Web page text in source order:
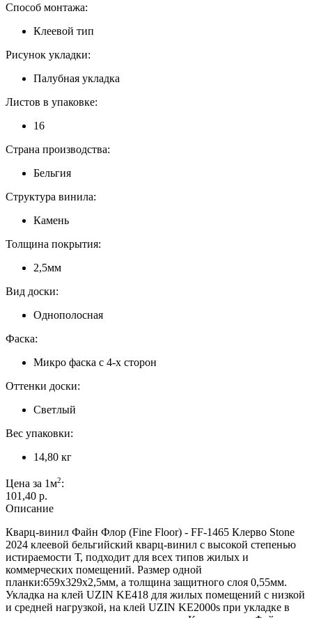
Способ монтажа:
Клеевой тип
Рисунок укладки:
Палубная укладка
Листов в упаковке:
16
Страна производства:
Бельгия
Структура винила:
Камень
Толщина покрытия:
2,5мм
Вид доски:
Однополосная
Фаска:
Микро фаска с 4-х сторон
Оттенки доски:
Светлый
Вес упаковки:
14,80 кг
Цена за 1м2:
101,40 p.
Описание
Кварц-винил Файн Флор (Fine Floor) - FF-1465 Клерво Stone
2024 клеевой бельгийский кварц-винил с высокой степенью
истираемости Т, подходит для всех типов жилых и
коммерческих помещений. Размер одной
планки:659x329x2,5мм, а толщина защитного слоя 0,55мм.
Укладка на клей UZIN KE418 для жилых помещений с низкой
и средней нагрузкой, на клей UZIN KE2000s при укладке в